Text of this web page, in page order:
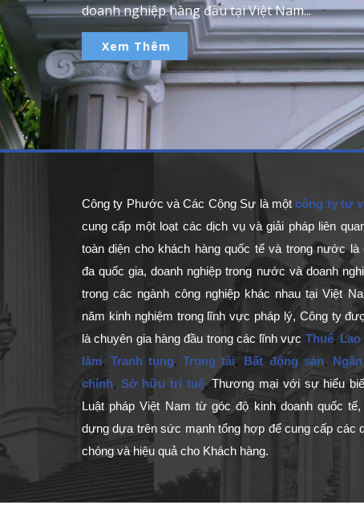
doanh nghiệp hàng đầu tại Việt Nam...
Xem Thêm
Công ty Phước và Các Cộng Sự là một công ty tư
cung cấp một loạt các dịch vụ và giải pháp liên
toàn diện cho khách hàng quốc tế và trong nước là
đa quốc gia, doanh nghiệp trong nước và doanh
trong các ngành công nghiệp khác nhau tại Việt
năm kinh nghiệm trong lĩnh vực pháp lý, Công ty
là chuyên gia hàng đầu trong các lĩnh vực Thuế,
làm,Tranh tụng,Trọng tài, Bất động sản,
chính, Sở hữu trí tuệ,Thương mại với sự hiểu
Luật pháp Việt Nam từ góc độ kinh doanh quốc
dựng dựa trên sức mạnh tổng hợp để cung cấp các
chóng và hiệu quả cho Khách hàng.